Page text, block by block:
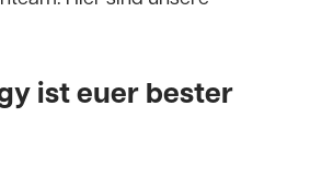
ist euer bester